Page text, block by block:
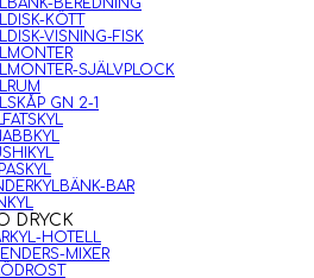
BEREDNING
KÖTT
VISNING-FISK
SJÄLVPLOCK
GN 2-1
BAR
DRYCK
HOTELL
MIXER